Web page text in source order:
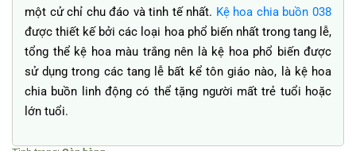
một cử chỉ chu đáo và tinh tế nhất. Kệ hoa chia buồn 038
được thiết kế bởi các loại hoa phổ biến nhất trong tang lễ,
tổng thể kệ hoa màu trắng nên là kệ hoa phổ biến được
sử dụng trong các tang lễ bất kể tôn giáo nào, là kệ hoa
chia buồn linh động có thể tặng người mất trẻ tuổi hoặc
lớn tuổi.